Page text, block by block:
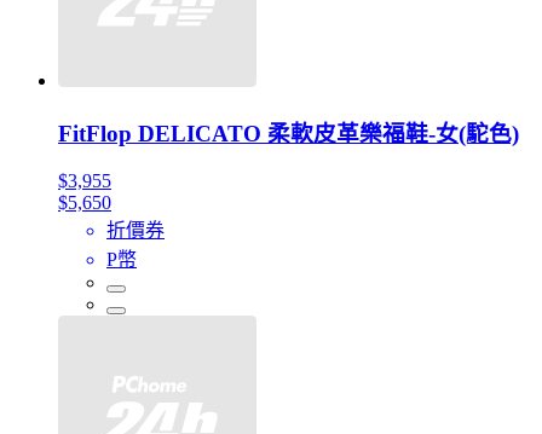
FitFlop DELICATO 柔軟皮革樂福鞋-女(駝色)
$3,955
$5,650
折價券
P幣